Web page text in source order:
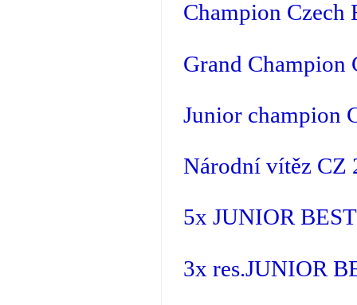
Champion Czech
Grand Champion
Junior champion
Národní vítěz CZ
5x JUNIOR
3x res.JUNIOR